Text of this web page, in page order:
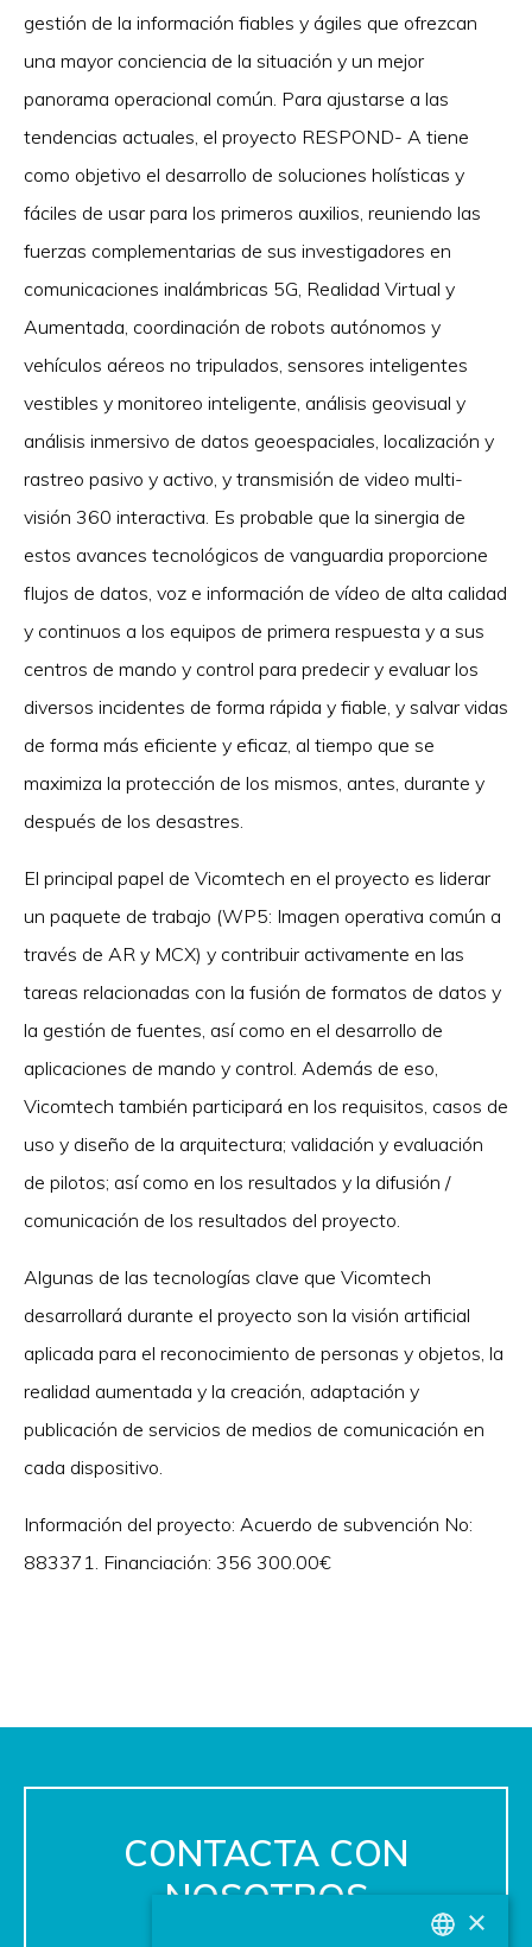
gestión de la información fiables y ágiles que ofrezcan
una mayor conciencia de la situación y un mejor
panorama operacional común. Para ajustarse a las
tendencias actuales, el proyecto RESPOND- A tiene
como objetivo el desarrollo de soluciones holísticas y
fáciles de usar para los primeros auxilios, reuniendo las
fuerzas complementarias de sus investigadores en
comunicaciones inalámbricas 5G, Realidad Virtual y
Aumentada, coordinación de robots autónomos y
vehículos aéreos no tripulados, sensores inteligentes
vestibles y monitoreo inteligente, análisis geovisual y
análisis inmersivo de datos geoespaciales, localización y
rastreo pasivo y activo, y transmisión de video multi-
visión 360 interactiva. Es probable que la sinergia de
estos avances tecnológicos de vanguardia proporcione
flujos de datos, voz e información de vídeo de alta calidad
y continuos a los equipos de primera respuesta y a sus
centros de mando y control para predecir y evaluar los
diversos incidentes de forma rápida y fiable, y salvar vidas
de forma más eficiente y eficaz, al tiempo que se
maximiza la protección de los mismos, antes, durante y
después de los desastres.
El principal papel de Vicomtech en el proyecto es liderar
un paquete de trabajo (WP5: Imagen operativa común a
través de AR y MCX) y contribuir activamente en las
tareas relacionadas con la fusión de formatos de datos y
la gestión de fuentes, así como en el desarrollo de
aplicaciones de mando y control. Además de eso,
Vicomtech también participará en los requisitos, casos de
uso y diseño de la arquitectura; validación y evaluación
de pilotos; así como en los resultados y la difusión /
comunicación de los resultados del proyecto.
Algunas de las tecnologías clave que Vicomtech
desarrollará durante el proyecto son la visión artificial
aplicada para el reconocimiento de personas y objetos, la
realidad aumentada y la creación, adaptación y
publicación de servicios de medios de comunicación en
cada dispositivo.
Información del proyecto: Acuerdo de subvención No:
883371. Financiación: 356 300.00€
CONTACTA CON
NOSOTROS
×